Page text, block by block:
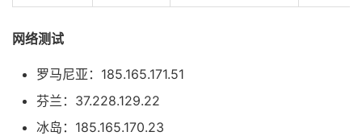
网络测试
罗马尼亚：185.165.171.51
芬兰：37.228.129.22
冰岛：185.165.170.23